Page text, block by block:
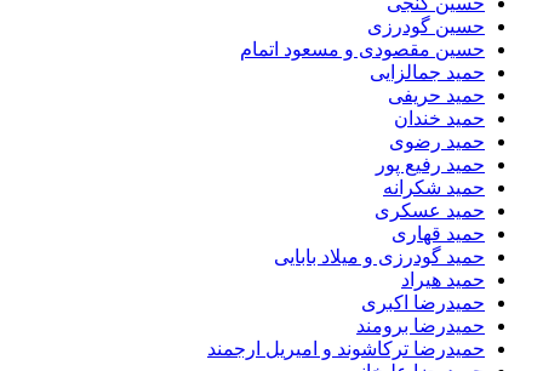
حسین گودرزی
حسین مقصودی و مسعود اتمام
حمید جمالزایی
حمید حریفی
حمید خندان
حمید رضوی
حمید رفیع پور
حمید شکرانه
حمید عسکری
حمید قهاری
حمید گودرزی و میلاد بابایی
حمید هیراد
حمیدرضا اکبری
حمیدرضا برومند
حمیدرضا ترکاشوند و امیریل ارجمند